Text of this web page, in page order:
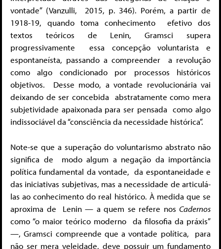
vontade” (Vanzulli, 2015, p. 346). Porém, a partir de
1918-19, quando toma conhecimento efetivo dos
textos teóricos de Lenin, Gramsci supera
progressivamente essa concepção voluntarista e
espontaneísta, passando a compreender a revolução
como algo condicionado por processos históricos
objetivos. Desse modo, a vontade revolucionária vai
deixando de ser concebida abstratamente como mera
subjetividade apaixonada para ser pensadacomo algo
indissociável da “consciência da necessidade histórica”.
Note-se que a superação do voluntarismo abstrato não
significa de modo algum a negação da importância
política fundamental da vontade,da espontaneidade e
das iniciativas subjetivas, mas a necessidade de articulá-
las ao conhecimento do real histórico. À medida que se
aproxima de Lenin — a quem se refere nos Cadernos
como “o maior teórico moderno da filosofia da práxis”
—, Gramsci compreende que a vontade política, para
não ser mera veleidade, deve possuir um fundamento